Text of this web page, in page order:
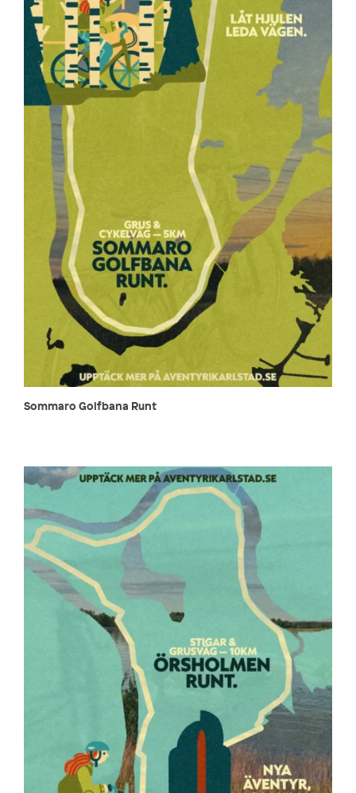
Sommaro Golfbana Runt